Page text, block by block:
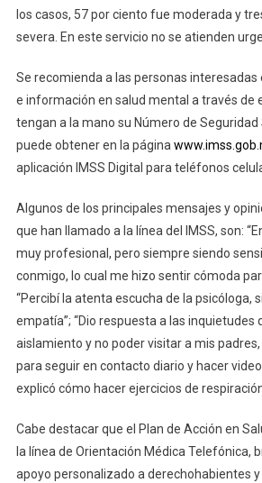
los casos, 57 por ciento fue moderada y
severa. En este servicio no se atienden
Se recomienda a las personas interesadas
e información en salud mental a través de
tengan a la mano su Número de Seguridad
puede obtener en la página
aplicación IMSS Digital para teléfonos
Algunos de los principales mensajes y
que han llamado a la línea del IMSS, son:
muy profesional, pero siempre siendo
conmigo, lo cual me hizo sentir cómoda
“Percibí la atenta escucha de la psicóloga,
empatía”; “Dio respuesta a las inquietudes
aislamiento y no poder visitar a mis
para seguir en contacto diario y hacer
explicó cómo hacer ejercicios de
Cabe destacar que el Plan de Acción en
la línea de Orientación Médica Telefónica,
apoyo personalizado a derechohabientes